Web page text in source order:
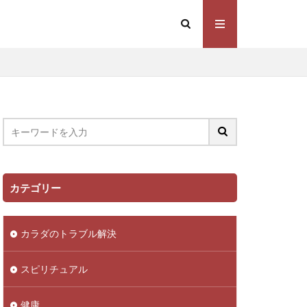
カテゴリー
カラダのトラブル解決
スピリチュアル
健康